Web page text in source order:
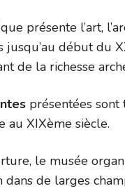
présente l’art,
début du
de la richesse
présentées
au XIXème siècle.
le musée
de larges